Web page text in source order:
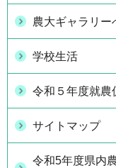
農大ギャラリー
学校生活
令和５年度就農
サイトマップ
令和5年度県内